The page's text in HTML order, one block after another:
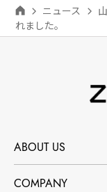
ニュース
れました。
ABOUT US
COMPANY